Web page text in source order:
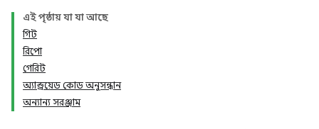
এই পৃষ্ঠায় যা যা আছে
গিট
রিপো
গেরিট
অ্যান্ড্রয়েড কোড অনুসন্ধান
অন্যান্য সরঞ্জাম